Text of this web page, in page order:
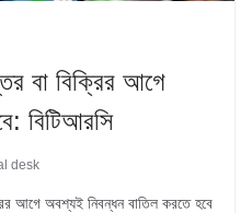
বা বিক্রির আগে
বিটিআরসি
desk
আগে অবশ্যই নিবন্ধন বাতিল করতে হবে